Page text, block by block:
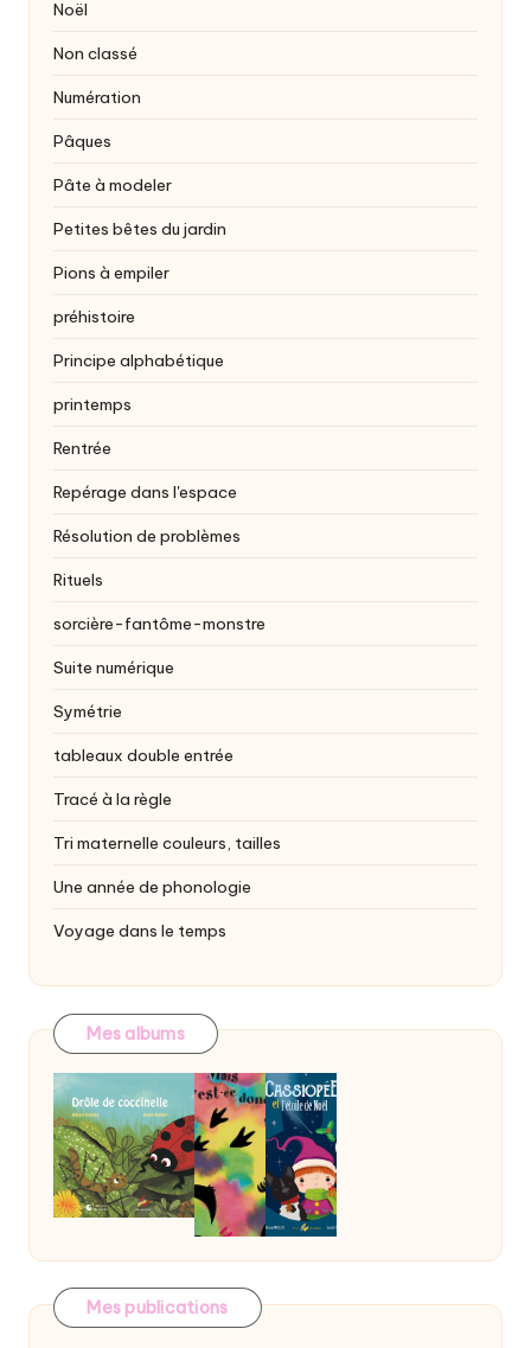
Noël
Non classé
Numération
Pâques
Pâte à modeler
Petites bêtes du jardin
Pions à empiler
préhistoire
Principe alphabétique
printemps
Rentrée
Repérage dans l'espace
Résolution de problèmes
Rituels
sorcière-fantôme-monstre
Suite numérique
Symétrie
tableaux double entrée
Tracé à la règle
Tri maternelle couleurs, tailles
Une année de phonologie
Voyage dans le temps
Mes albums
Mes publications